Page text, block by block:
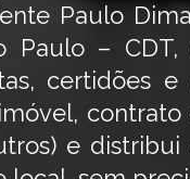
Paulo
Paulo –
certidões
e